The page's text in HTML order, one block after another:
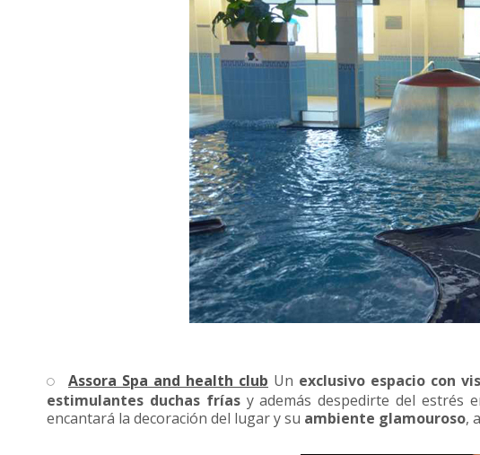
Assora Spa and health club Un exclusivo espacio con
estimulantes duchas fríasy además despedirte del estrés
encantará la decoración del lugar y su ambiente glamouroso,